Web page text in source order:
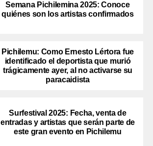
Semana Pichilemina 2025: Conoce
quiénes son los artistas confirmados
Pichilemu: Como Ernesto Lértora fue
identificado el deportista que murió
trágicamente ayer, al no activarse su
paracaidista
Surfestival 2025: Fecha, venta de
entradas y artistas que serán parte de
este gran evento en Pichilemu